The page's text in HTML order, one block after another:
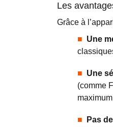
Les
Grâce à
Une
Une
(comme
Pas